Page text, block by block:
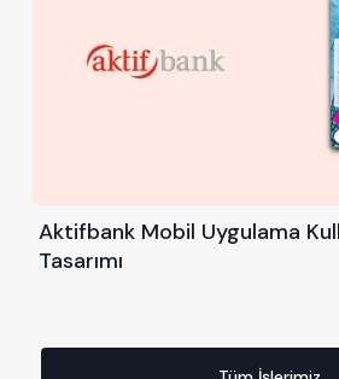
Aktifbank Mobil Uygulama
Tasarımı